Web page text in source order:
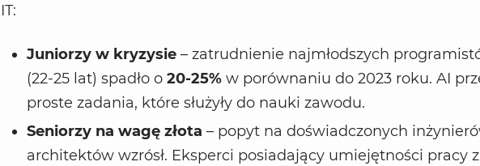
IT:
Juniorzy w kryzysie – zatrudnienie najmłodszych
(22-25 lat) spadło o 20-25% w porównaniu do 2023 roku. AI
proste zadania, które służyły do nauki zawodu.
Seniorzy na wagę złota – popyt na doświadczonych
architektów wzrósł. Eksperci posiadający umiejętności pracy